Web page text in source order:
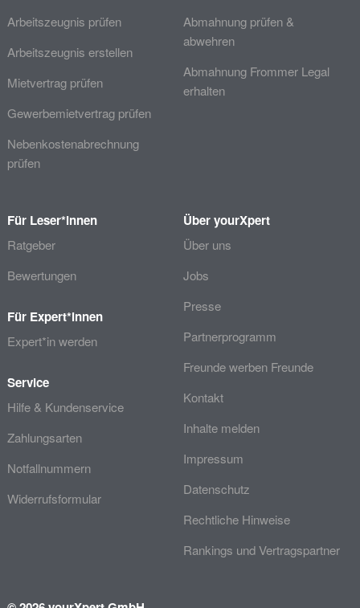
Arbeitszeugnis prüfen
Arbeitszeugnis erstellen
Mietvertrag prüfen
Gewerbemietvertrag prüfen
Nebenkostenabrechnung
prüfen
Abmahnung prüfen &
abwehren
Abmahnung Frommer Legal
erhalten
Für Leser*innen
Ratgeber
Bewertungen
Für Expert*innen
Expert*in werden
Service
Hilfe & Kundenservice
Zahlungsarten
Notfallnummern
Widerrufsformular
Über yourXpert
Über uns
Jobs
Presse
Partnerprogramm
Freunde werben Freunde
Kontakt
Inhalte melden
Impressum
Datenschutz
Rechtliche Hinweise
Rankings und Vertragspartner